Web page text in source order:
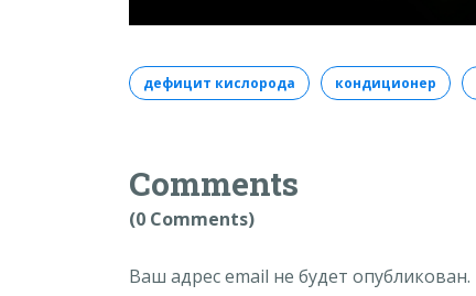
дефицит кислорода кондиционер
Comments
(0 Comments)
Ваш адрес email не будет опубликован.